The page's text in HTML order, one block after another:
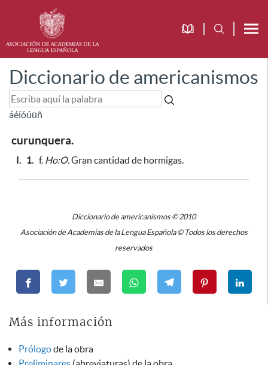
Diccionario de americanismos
áéíóúüñ
curunquera.
I. 1. f. Ho:O.Gran cantidad de hormigas.
Diccionario de americanismos © 2010
Asociación de Academias de la Lengua Española © Todos los derechos
reservados
Más información
Prólogode la obra